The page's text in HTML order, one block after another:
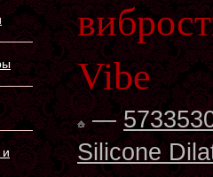
Vibe
—
Silicone